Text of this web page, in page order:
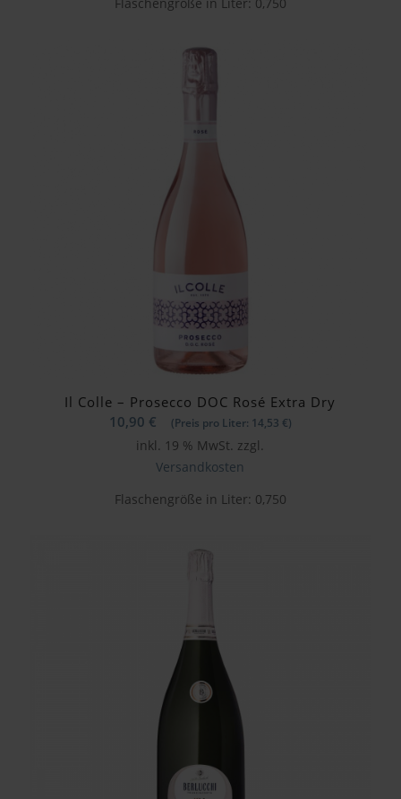
Il Colle – Prosecco DOC Rosé Extra Dry
10,90 € (Preis pro Liter: 14,53 €)
inkl. 19 % MwSt. zzgl.
Versandkosten
Flaschengröße in Liter: 0,750